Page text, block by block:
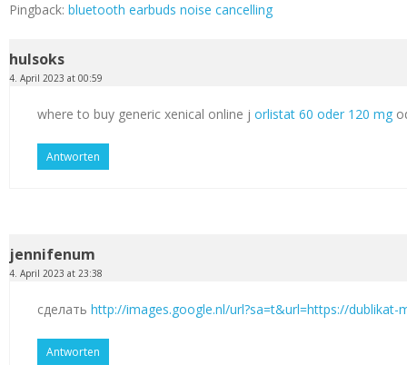
Pingback: bluetooth earbuds noise cancelling
hulsoks
4. April 2023 at 00:59
where to buy generic xenical online j orlistat 60 oder 120 mg
Antworten
jennifenum
4. April 2023 at 23:38
сделать http://images.google.nl/url?sa=t&url=https://dublikat-
Antworten